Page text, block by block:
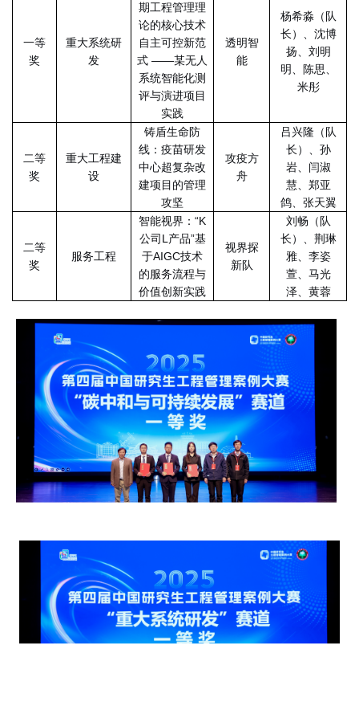
一等
奖
重大系统研
发
期工程管理理
论的核心技术
自主可控新范
式 ——某无人
系统智能化测
评与演进项目
实践
透明智
能
杨希淼（队
长）、沈博
扬、刘明
明、陈思、
米彤
二等
奖
重大工程建
设
铸盾生命防
线：疫苗研发
中心超复杂改
建项目的管理
攻坚
攻疫方
舟
吕兴隆（队
长）、孙
岩、闫淑
慧、郑亚
鸽、张天翼
二等
奖
服务工程
智能视界：“K
公司L产品”基
于AIGC技术
的服务流程与
价值创新实践
视界探
新队
刘畅（队
长）、荆琳
雅、李姿
萱、马光
泽、黄蓉